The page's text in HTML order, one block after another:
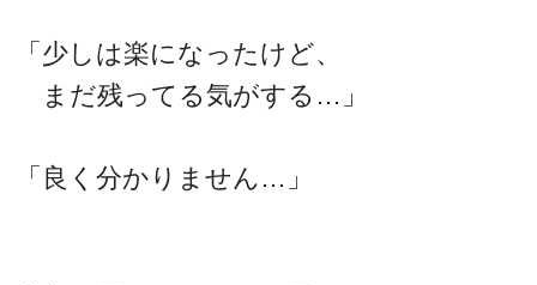
「少しは楽になったけど、
まだ残ってる気がする…」
「良く分かりません…」